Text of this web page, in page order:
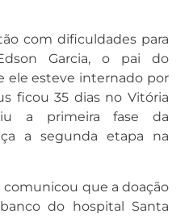
com dificuldades para
Garcia, o pai do
ele esteve internado por
ficou 35 dias no Vitória
a primeira fase da
a segunda etapa na
que a doação
do hospital Santa